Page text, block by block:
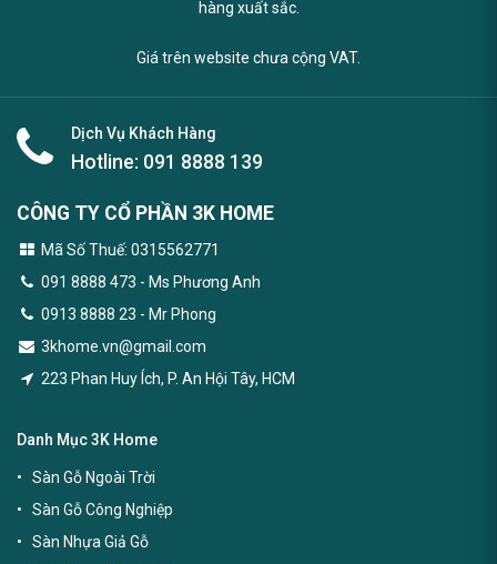
hàng xuất sắc.
Giá trên website chưa cộng VAT.
Dịch Vụ Khách Hàng
Hotline: 091 8888 139
CÔNG TY CỔ PHẦN 3K HOME
Mã Số Thuế: 0315562771
091 8888 473 - Ms Phương Anh
0913 8888 23 - Mr Phong
3khome.vn@gmail.com
223 Phan Huy Ích, P. An Hội Tây, HCM
Danh Mục 3K Home
Sàn Gỗ Ngoài Trời
Sàn Gỗ Công Nghiệp
Sàn Nhựa Giả Gỗ